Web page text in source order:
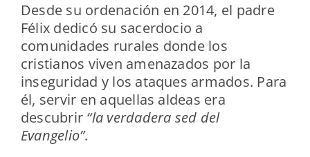
Desde su ordenación en 2014, el padre
Félix dedicó su sacerdocio a
comunidades rurales donde los
cristianos viven amenazados por la
inseguridad y los ataques armados. Para
él, servir en aquellas aldeas era
descubrir “la verdadera sed del
Evangelio”.